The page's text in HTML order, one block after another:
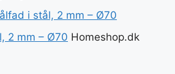
2 mm – Ø70 Homeshop.dk